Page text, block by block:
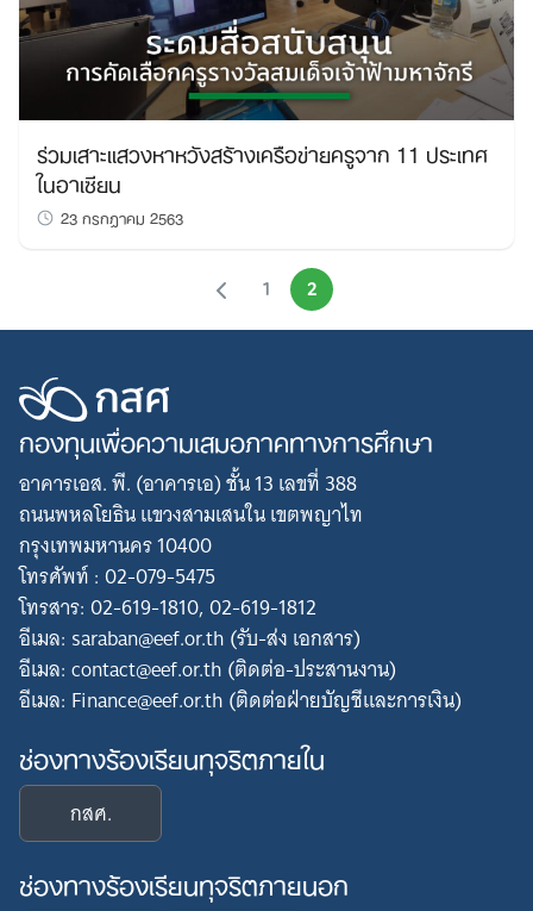
Search
ร่วมเสาะแสวงหาหวังสร้างเครือข่ายครูจาก 11 ประเทศ
ในอาเซียน
23 กรกฎาคม 2563
1 2
กองทุนเพื่อความเสมอภาคทางการศึกษา
อาคารเอส. พี. (อาคารเอ) ชั้น 13 เลขที่ 388
ถนนพหลโยธิน แขวงสามเสนใน เขตพญาไท
กรุงเทพมหานคร 10400
โทรศัพท์ : 02-079-5475
โทรสาร: 02-619-1810, 02-619-1812
อีเมล: saraban@eef.or.th (รับ-ส่ง เอกสาร)
อีเมล: contact@eef.or.th (ติดต่อ-ประสานงาน)
อีเมล: Finance@eef.or.th (ติดต่อฝ่ายบัญชีและการเงิน)
ช่องทางร้องเรียนทุจริตภายใน
กสศ.
ช่องทางร้องเรียนทุจริตภายนอก